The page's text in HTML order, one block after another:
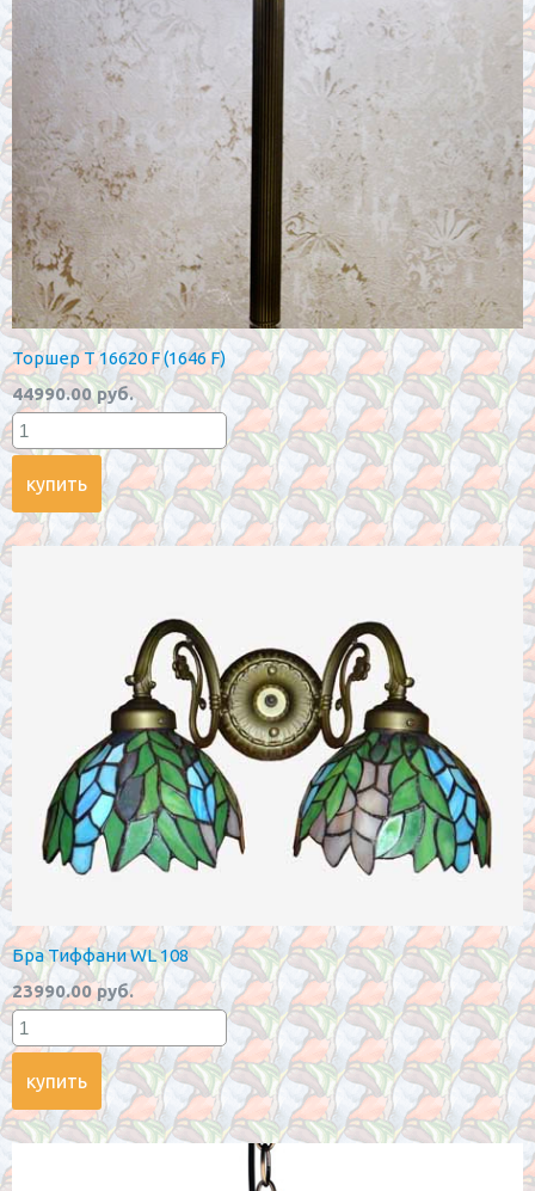
Торшер T 16620 F (1646 F)
44990.00 руб.
Бра Тиффани WL 108
23990.00 руб.